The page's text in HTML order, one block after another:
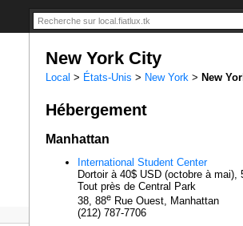
New York City
Local > États-Unis > New York > New
Hébergement
Manhattan
International Student Center
Dortoir à 40$ USD (octobre à mai),
Tout près de Central Park
38, 88e Rue Ouest, Manhattan
(212) 787-7706